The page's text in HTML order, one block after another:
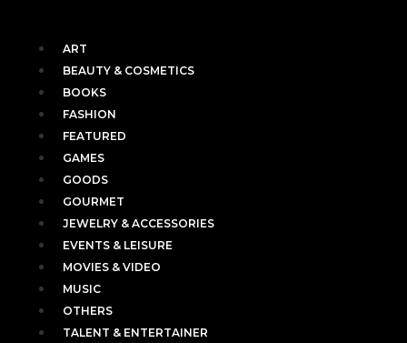
ART
BEAUTY & COSMETICS
BOOKS
FASHION
FEATURED
GAMES
GOODS
GOURMET
JEWELRY & ACCESSORIES
EVENTS & LEISURE
MOVIES & VIDEO
MUSIC
OTHERS
TALENT & ENTERTAINER